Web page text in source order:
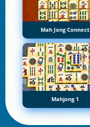
Mah Jong Connect
Mahjong 1